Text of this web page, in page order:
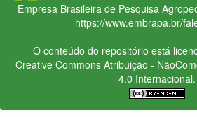
Empresa Brasileira de Pesquisa
https://www.embrapa.br/
O conteúdo do repositório está
Creative CommonsAtribuição -
4.0 Internacional.